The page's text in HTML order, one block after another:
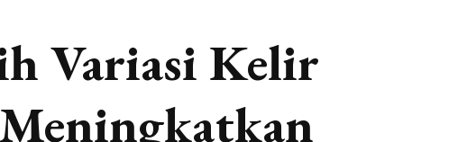
Variasi Kelir